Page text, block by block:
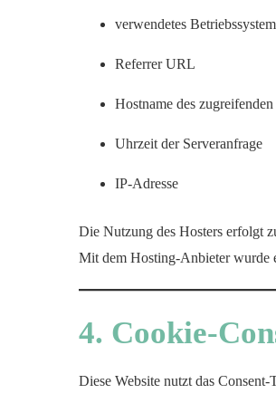
verwendetes Betriebssystem
Referrer URL
Hostname des
Uhrzeit der Serveranfrage
IP-Adresse
Die Nutzung des Hosters erfolgt
Mit dem Hosting-Anbieter wurde
4. Cookie-
Diese Website nutzt das